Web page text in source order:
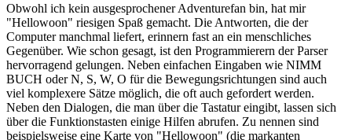
Obwohl ich kein ausgesprochener Adventurefan bin, hat mir
"Hellowoon" riesigen Spaß gemacht. Die Antworten, die der
Computer manchmal liefert, erinnern fast an ein menschliches
Gegenüber. Wie schon gesagt, ist den Programmierern der Parser
hervorragend gelungen. Neben einfachen Eingaben wie NIMM
BUCH oder N, S, W, O für die Bewegungsrichtungen sind auch
viel komplexere Sätze möglich, die oft auch gefordert werden.
Neben den Dialogen, die man über die Tastatur eingibt, lassen sich
über die Funktionstasten einige Hilfen abrufen. Zu nennen sind
beispielsweise eine Karte von "Hellowoon" (die markanten